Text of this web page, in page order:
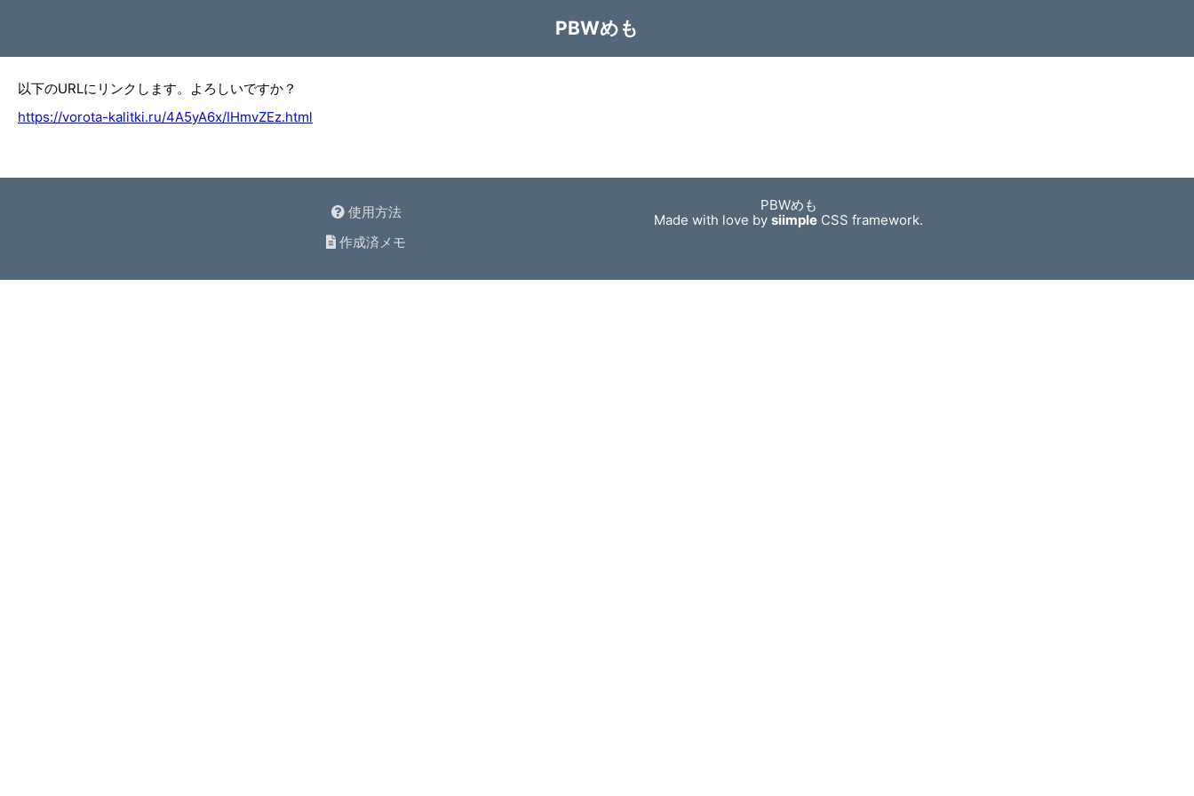
PBWめも
以下のURLにリンクします。よろしいですか？
https://vorota-kalitki.ru/4A5yA6x/IHmvZEz.html
使用方法
作成済メモ
PBWめも
Made with love bysiimple CSS framework.